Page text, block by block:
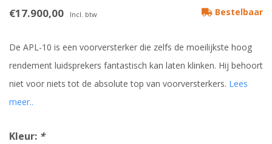
€17.900,00 Incl. btw Bestelbaar
De APL-10 is een voorversterker die zelfs de moeilijkste hoog
rendement luidsprekers fantastisch kan laten klinken. Hij behoort
niet voor niets tot de absolute top van voorversterkers. Lees
meer..
Kleur: *